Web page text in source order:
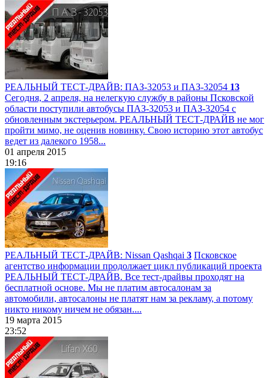
РЕАЛЬНЫЙ ТЕСТ-ДРАЙВ: ПАЗ-32053 и ПАЗ-32054 13
Сегодня, 2 апреля, на нелегкую службу в районы Псковской
области поступили автобусы ПАЗ-32053 и ПАЗ-32054 с
обновленным экстерьером. РЕАЛЬНЫЙ ТЕСТ-ДРАЙВ не мог
пройти мимо, не оценив новинку. Свою историю этот автобус
ведет из далекого 1958...
01 апреля 2015
19:16
РЕАЛЬНЫЙ ТЕСТ-ДРАЙВ: Nissan Qashqai 3 Псковское
агентство информации продолжает цикл публикаций проекта
РЕАЛЬНЫЙ ТЕСТ-ДРАЙВ. Все тест-драйвы проходят на
бесплатной основе. Мы не платим автосалонам за
автомобили, автосалоны не платят нам за рекламу, а потому
никто никому ничем не обязан....
19 марта 2015
23:52